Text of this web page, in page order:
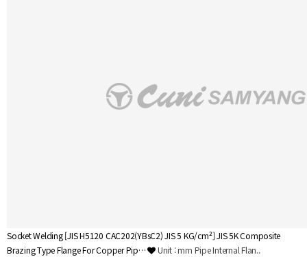
Socket Welding[JIS H5120 CAC202(YBsC2) JIS 5 KG/cm²] JIS 5K Composite
Brazing Type Flange For Copper Pip…
Unit : mm Pipe Internal Flan..